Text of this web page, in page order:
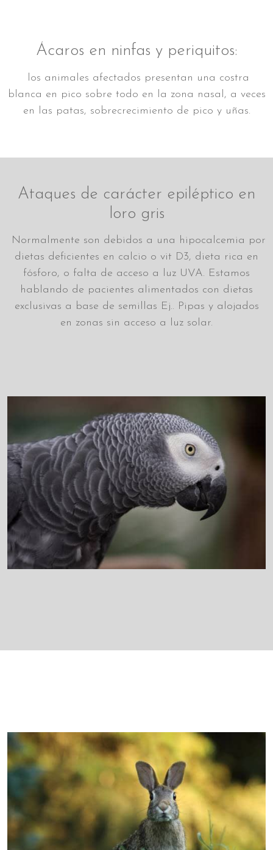
Ácaros en ninfas y periquitos:
los animales afectados presentan una costra
blanca en pico sobre todo en la zona nasal, a veces
en las patas, sobrecrecimiento de pico y uñas.
Ataques de carácter epiléptico en
loro gris
Normalmente son debidos a una hipocalcemia por
dietas deficientes en calcio o vit D3, dieta rica en
fósforo, o falta de acceso a luz UVA. Estamos
hablando de pacientes alimentados con dietas
exclusivas a base de semillas Ej.. Pipas y alojados
en zonas sin acceso a luz solar.